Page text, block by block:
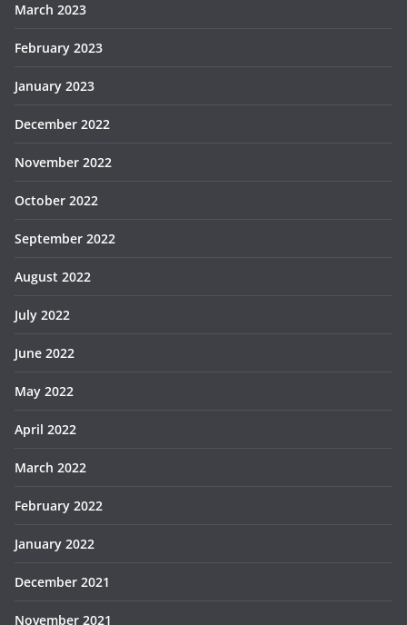
March 2023
February 2023
January 2023
December 2022
November 2022
October 2022
September 2022
August 2022
July 2022
June 2022
May 2022
April 2022
March 2022
February 2022
January 2022
December 2021
November 2021